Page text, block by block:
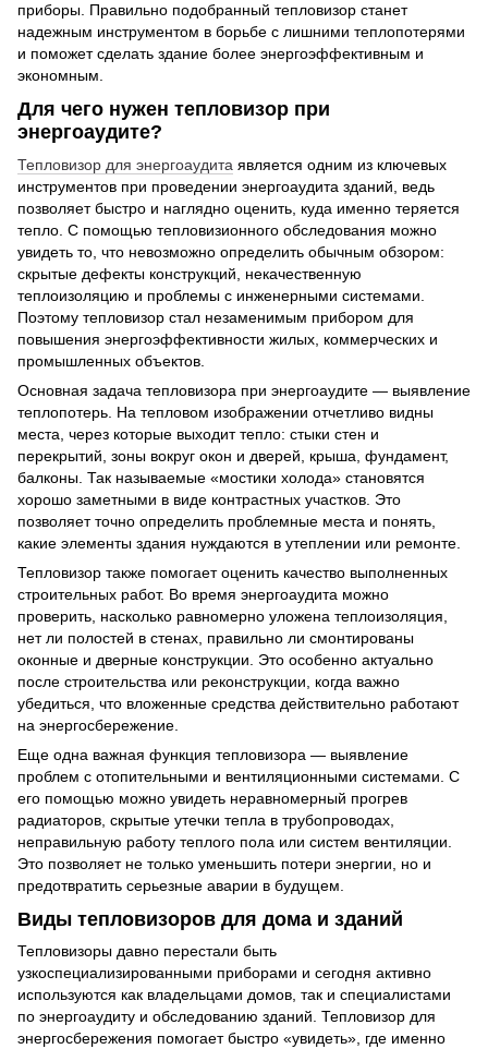
приборы. Правильно подобранный тепловизор станет
надежным инструментом в борьбе с лишними теплопотерями
и поможет сделать здание более энергоэффективным и
экономным.
Для чего нужен тепловизор при
энергоаудите?
Тепловизор для энергоаудита является одним из ключевых
инструментов при проведении энергоаудита зданий, ведь
позволяет быстро и наглядно оценить, куда именно теряется
тепло. С помощью тепловизионного обследования можно
увидеть то, что невозможно определить обычным обзором:
скрытые дефекты конструкций, некачественную
теплоизоляцию и проблемы с инженерными системами.
Поэтому тепловизор стал незаменимым прибором для
повышения энергоэффективности жилых, коммерческих и
промышленных объектов.
Основная задача тепловизора при энергоаудите — выявление
теплопотерь. На тепловом изображении отчетливо видны
места, через которые выходит тепло: стыки стен и
перекрытий, зоны вокруг окон и дверей, крыша, фундамент,
балконы. Так называемые «мостики холода» становятся
хорошо заметными в виде контрастных участков. Это
позволяет точно определить проблемные места и понять,
какие элементы здания нуждаются в утеплении или ремонте.
Тепловизор также помогает оценить качество выполненных
строительных работ. Во время энергоаудита можно
проверить, насколько равномерно уложена теплоизоляция,
нет ли полостей в стенах, правильно ли смонтированы
оконные и дверные конструкции. Это особенно актуально
после строительства или реконструкции, когда важно
убедиться, что вложенные средства действительно работают
на энергосбережение.
Еще одна важная функция тепловизора — выявление
проблем с отопительными и вентиляционными системами. С
его помощью можно увидеть неравномерный прогрев
радиаторов, скрытые утечки тепла в трубопроводах,
неправильную работу теплого пола или систем вентиляции.
Это позволяет не только уменьшить потери энергии, но и
предотвратить серьезные аварии в будущем.
Виды тепловизоров для дома и зданий
Тепловизоры давно перестали быть
узкоспециализированными приборами и сегодня активно
используются как владельцами домов, так и специалистами
по энергоаудиту и обследованию зданий. Тепловизор для
энергосбережения помогает быстро «увидеть», где именно